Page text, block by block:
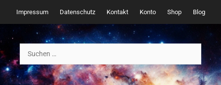
Inhalt
springen
Impressum Datenschutz Kontakt Konto Shop Blog
nach: